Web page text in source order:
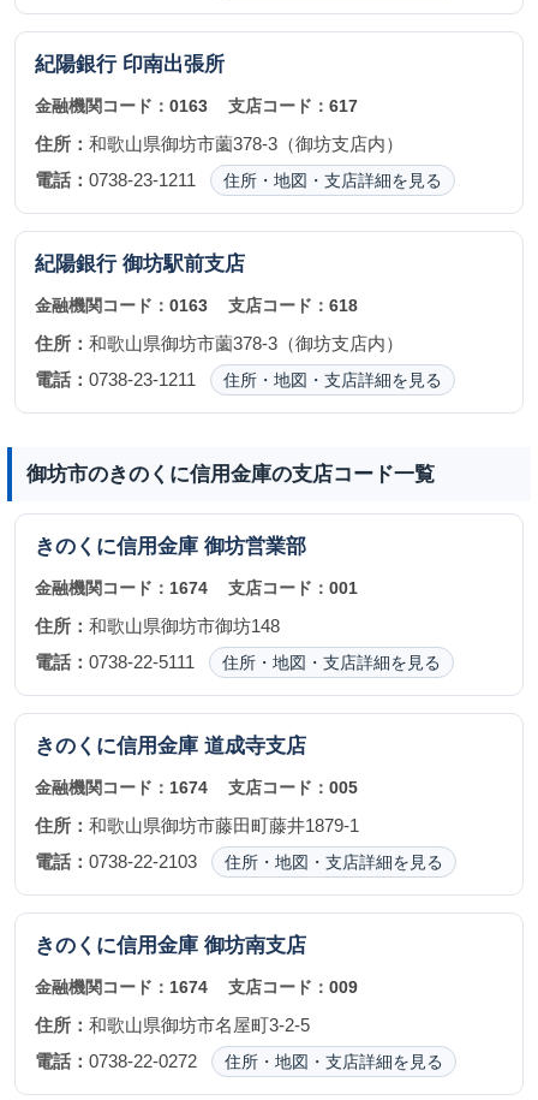
紀陽銀行 印南出張所
金融機関コード： 0163 支店コード：617
住所： 和歌山県御坊市薗378-3（御坊支店内）
電話： 0738-23-1211 住所・地図・支店詳細を見る
紀陽銀行 御坊駅前支店
金融機関コード： 0163 支店コード：618
住所： 和歌山県御坊市薗378-3（御坊支店内）
電話： 0738-23-1211 住所・地図・支店詳細を見る
御坊市のきのくに信用金庫の支店コード一覧
きのくに信用金庫 御坊営業部
金融機関コード： 1674 支店コード：001
住所： 和歌山県御坊市御坊148
電話： 0738-22-5111 住所・地図・支店詳細を見る
きのくに信用金庫 道成寺支店
金融機関コード： 1674 支店コード：005
住所： 和歌山県御坊市藤田町藤井1879-1
電話： 0738-22-2103 住所・地図・支店詳細を見る
きのくに信用金庫 御坊南支店
金融機関コード： 1674 支店コード：009
住所： 和歌山県御坊市名屋町3-2-5
電話： 0738-22-0272 住所・地図・支店詳細を見る